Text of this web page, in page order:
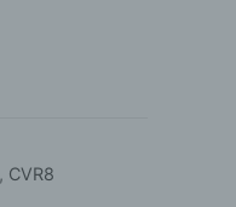
, CVR8